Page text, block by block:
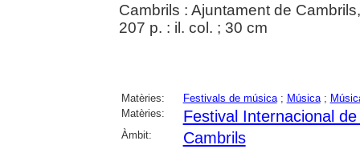
Cambrils : Ajuntament de
207 p. : il. col. ; 30 cm
Matèries: Festivals de música; Música;
Matèries:
Festival Internacional
Àmbit: Cambrils